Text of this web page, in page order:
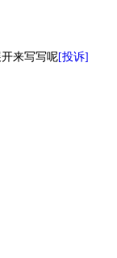
来写写呢[投诉]